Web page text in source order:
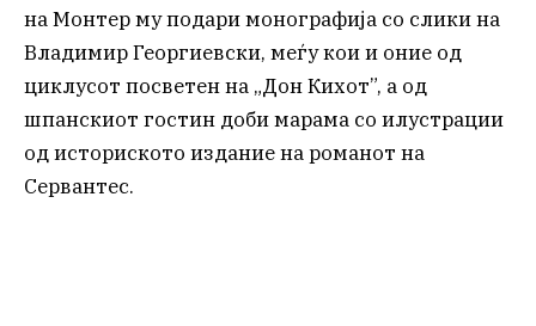
на Монтер му подари монографија со слики на
Владимир Георгиевски, меѓу кои и оние од
циклусот посветен на „Дон Кихот”, а од
шпанскиот гостин доби марама со илустрации
од историското издание на романот на
Сервантес.